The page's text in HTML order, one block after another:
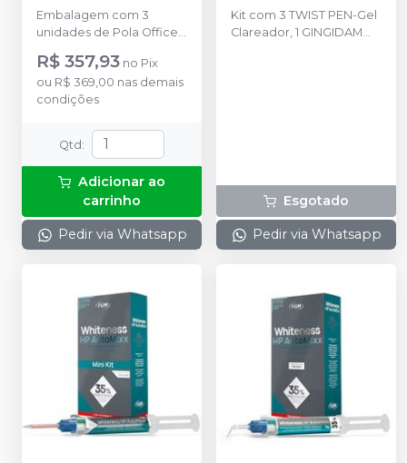
Embalagem com 3
unidades de Pola Office
Barreira Gengival, 1g
cada + 3 Afastadores de
bochecha Optragate +
R$ 357,93 no Pix
ou R$ 369,00 nas demais
condições
Qtd:
Adicionar ao
carrinho
Pedir via Whatsapp
Kit com 3 TWIST PEN-Gel
Clareador, 1 GINGIDAM
Esgotado
Pedir via Whatsapp